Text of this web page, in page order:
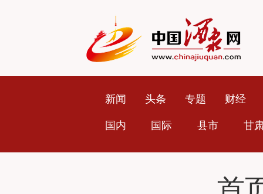
新闻 头条 专题
财经
国内
国际 县市 甘